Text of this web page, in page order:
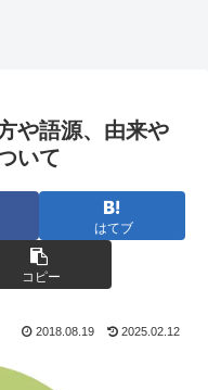
や語源、由来や
いて
はてブ
コピー
2018.08.19 2025.02.12